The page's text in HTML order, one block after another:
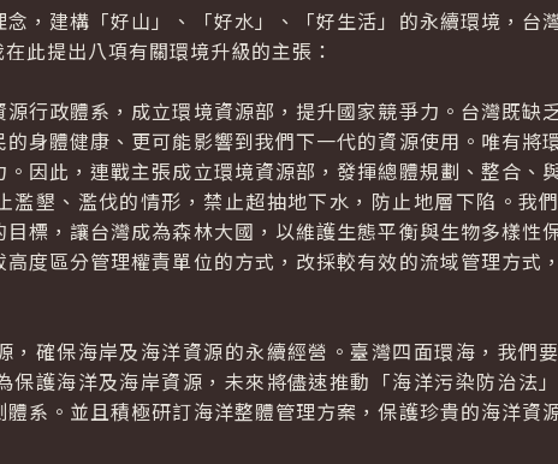
建構「好山」、「好水」、「好生活」的永續環境，台
此提出八項有關環境升級的主張：
政體系，成立環境資源部，提升國家競爭力。台灣既缺
身體健康、更可能影響到我們下一代的資源使用。唯有將
因此，連戰主張成立環境資源部，發揮總體規劃、整合、
濫墾、濫伐的情形，禁止超抽地下水，防止地層下陷。我
標，讓台灣成為森林大國，以維護生態平衡與生物多樣性
度區分管理權責單位的方式，改採較有效的流域管理方式
確保海岸及海洋資源的永續經營。臺灣四面環海，我們
保護海洋及海岸資源，未來將儘速推動「海洋污染防治法
系。並且積極研訂海洋整體管理方案，保護珍貴的海洋資